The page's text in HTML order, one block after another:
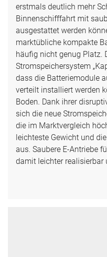
erstmals deutlich mehr
Binnenschifffahrt mit
ausgestattet werden
marktübliche kompakte
häufig nicht genug Platz.
Stromspeichersystem
dass die Batteriemodule
verteilt installiert werden
Boden. Dank ihrer
sich die neue
die im Marktvergleich
leichteste Gewicht und
aus. Saubere E-Antriebe
damit leichter realisierbar